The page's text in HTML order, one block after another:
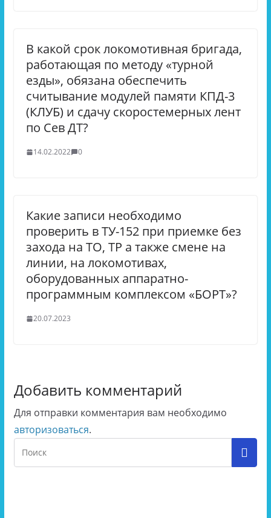
В какой срок локомотивная бригада,
работающая по методу «турной
езды», обязана обеспечить
считывание модулей памяти КПД-3
(КЛУБ) и сдачу скоростемерных лент
по Сев ДТ?
14.02.2022 0
Какие записи необходимо
проверить в ТУ-152 при приемке без
захода на ТО, ТР а также смене на
линии, на локомотивах,
оборудованных аппаратно-
программным комплексом «БОРТ»?
20.07.2023
Добавить комментарий
Для отправки комментария вам необходимо
авторизоваться.